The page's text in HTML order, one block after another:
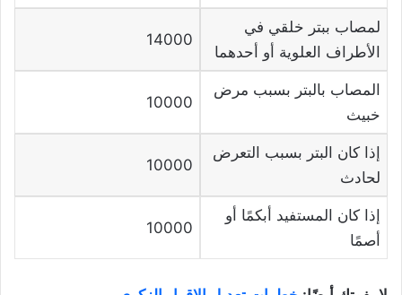
لمصاب ببتر خلقي في
الأطراف العلوية أو أحدهما
14000
المصاب بالبتر بسبب مرض
خبيث
10000
إذا كان البتر بسبب التعرض
لحادث
10000
إذا كان المستفيد أبكمًا أو
أصمًا
10000